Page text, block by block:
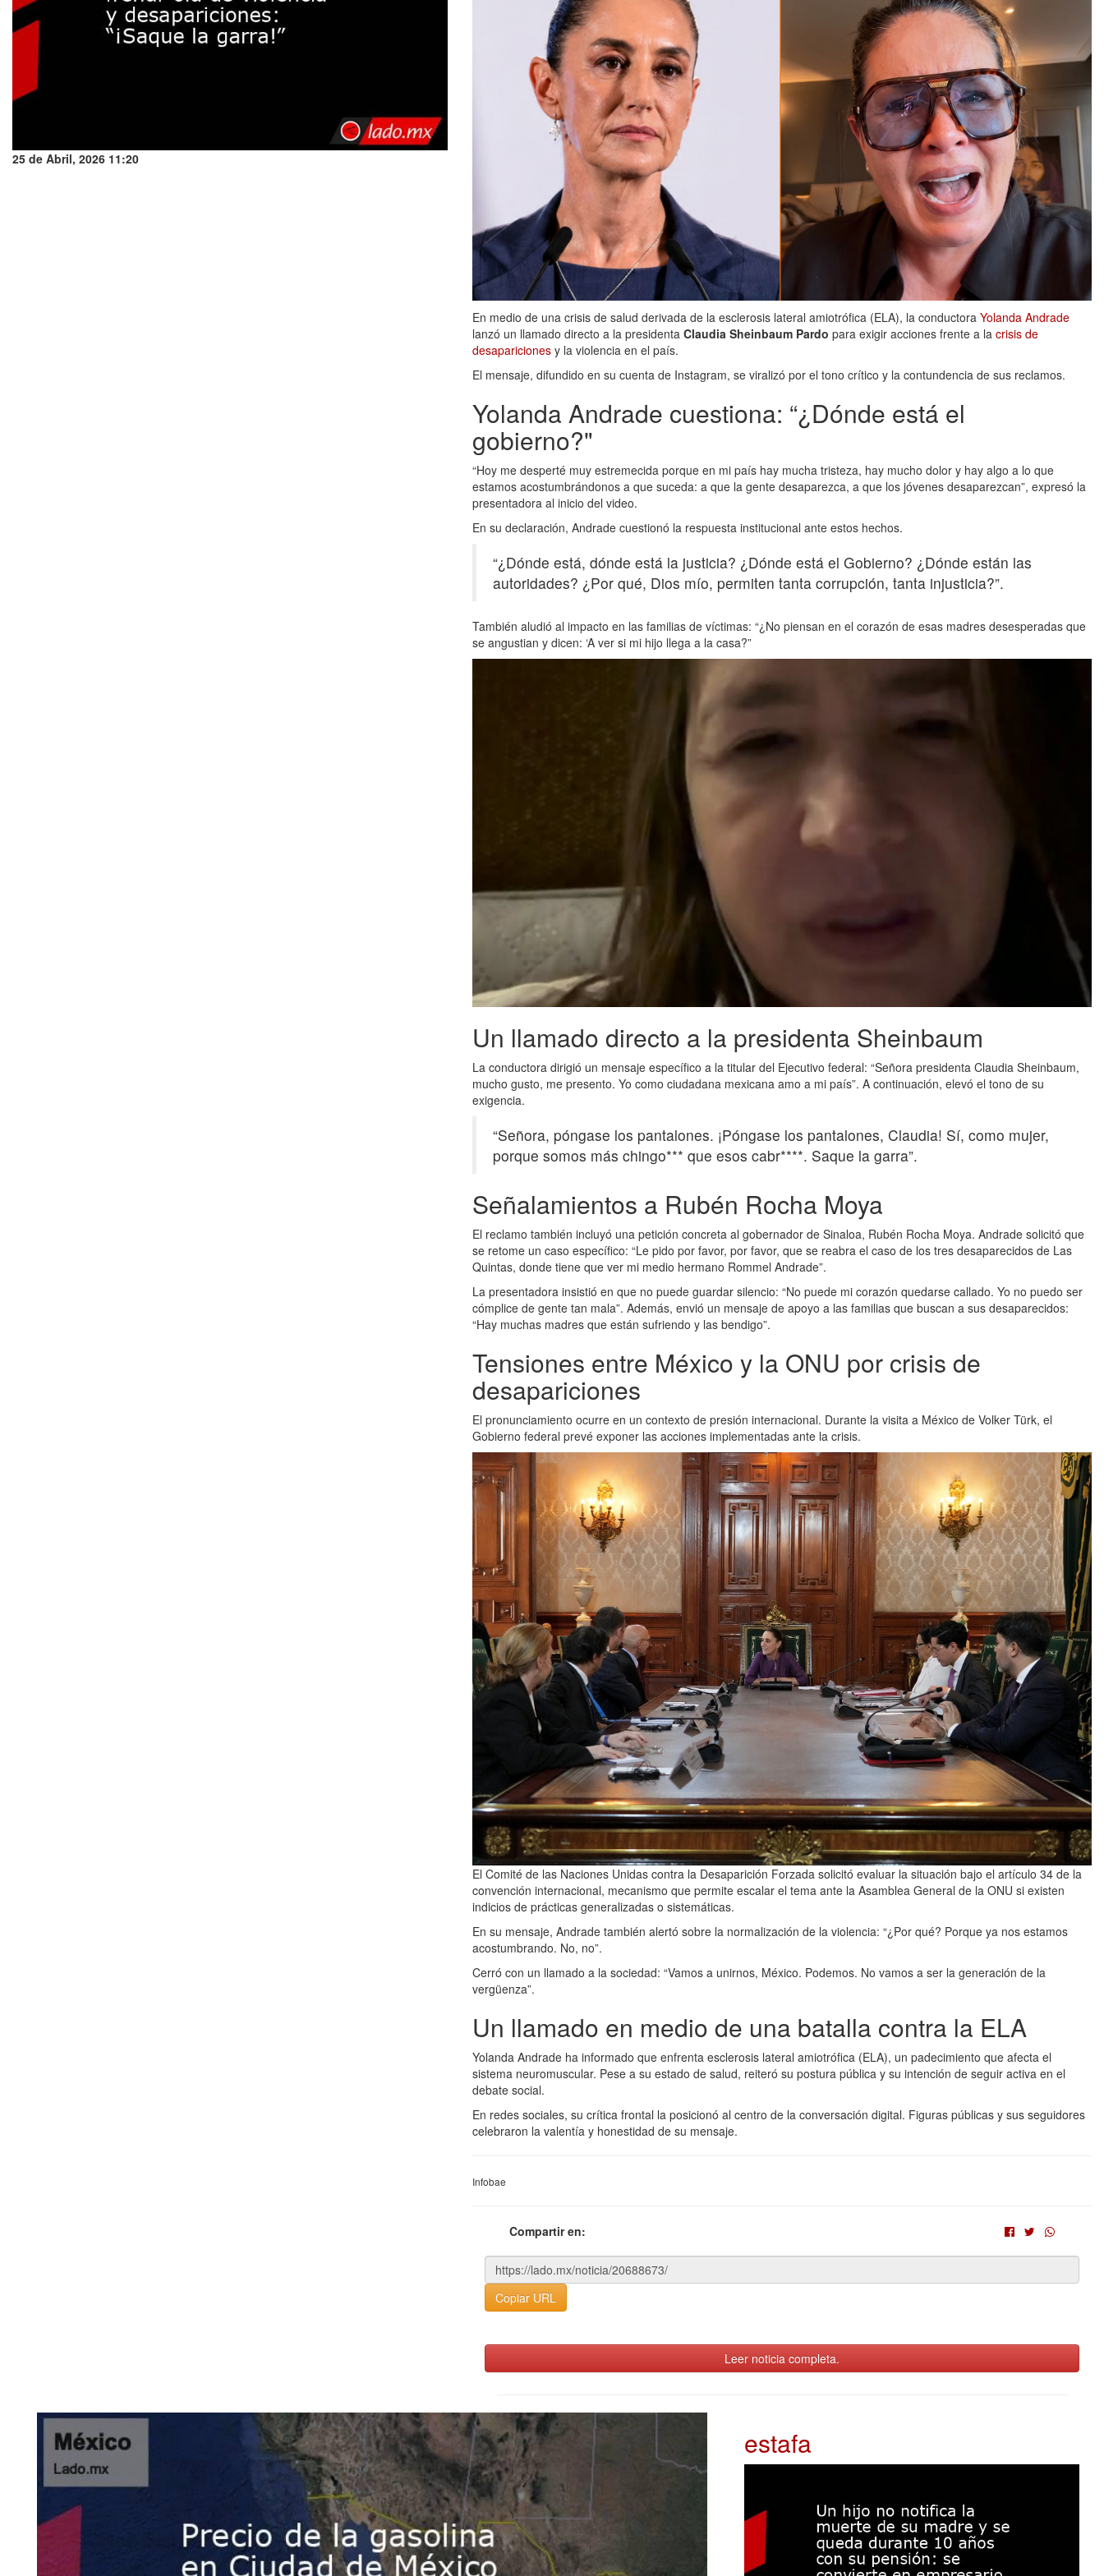
25 de Abril, 2026 11:20
En medio de una crisis de salud derivada de la esclerosis lateral amiotrófica (ELA), la conductora Yolanda Andrade
lanzó un llamado directo a la presidenta Claudia Sheinbaum Pardo para exigir acciones frente a la crisis de
desapariciones y la violencia en el país.
El mensaje, difundido en su cuenta de Instagram, se viralizó por el tono crítico y la contundencia de sus reclamos.
Yolanda Andrade cuestiona: “¿Dónde está el
gobierno?"
“Hoy me desperté muy estremecida porque en mi país hay mucha tristeza, hay mucho dolor y hay algo a lo que
estamos acostumbrándonos a que suceda: a que la gente desaparezca, a que los jóvenes desaparezcan”, expresó la
presentadora al inicio del video.
En su declaración, Andrade cuestionó la respuesta institucional ante estos hechos.
“¿Dónde está, dónde está la justicia? ¿Dónde está el Gobierno? ¿Dónde están las
autoridades? ¿Por qué, Dios mío, permiten tanta corrupción, tanta injusticia?”.
También aludió al impacto en las familias de víctimas: “¿No piensan en el corazón de esas madres desesperadas que
se angustian y dicen: ‘A ver si mi hijo llega a la casa?”
Un llamado directo a la presidenta Sheinbaum
La conductora dirigió un mensaje específico a la titular del Ejecutivo federal: “Señora presidenta Claudia Sheinbaum,
mucho gusto, me presento. Yo como ciudadana mexicana amo a mi país”. A continuación, elevó el tono de su
exigencia.
“Señora, póngase los pantalones. ¡Póngase los pantalones, Claudia! Sí, como mujer,
porque somos más chingo*** que esos cabr****. Saque la garra”.
Señalamientos a Rubén Rocha Moya
El reclamo también incluyó una petición concreta al gobernador de Sinaloa, Rubén Rocha Moya. Andrade solicitó que
se retome un caso específico: “Le pido por favor, por favor, que se reabra el caso de los tres desaparecidos de Las
Quintas, donde tiene que ver mi medio hermano Rommel Andrade”.
La presentadora insistió en que no puede guardar silencio: “No puede mi corazón quedarse callado. Yo no puedo ser
cómplice de gente tan mala”. Además, envió un mensaje de apoyo a las familias que buscan a sus desaparecidos:
“Hay muchas madres que están sufriendo y las bendigo”.
Tensiones entre México y la ONU por crisis de
desapariciones
El pronunciamiento ocurre en un contexto de presión internacional. Durante la visita a México de Volker Türk, el
Gobierno federal prevé exponer las acciones implementadas ante la crisis.
El Comité de las Naciones Unidas contra la Desaparición Forzada solicitó evaluar la situación bajo el artículo 34 de la
convención internacional, mecanismo que permite escalar el tema ante la Asamblea General de la ONU si existen
indicios de prácticas generalizadas o sistemáticas.
En su mensaje, Andrade también alertó sobre la normalización de la violencia: “¿Por qué? Porque ya nos estamos
acostumbrando. No, no”.
Cerró con un llamado a la sociedad: “Vamos a unirnos, México. Podemos. No vamos a ser la generación de la
vergüenza”.
Un llamado en medio de una batalla contra la ELA
Yolanda Andrade ha informado que enfrenta esclerosis lateral amiotrófica (ELA), un padecimiento que afecta el
sistema neuromuscular. Pese a su estado de salud, reiteró su postura pública y su intención de seguir activa en el
debate social.
En redes sociales, su crítica frontal la posicionó al centro de la conversación digital. Figuras públicas y sus seguidores
celebraron la valentía y honestidad de su mensaje.
Infobae
Compartir en:
Copiar URL
Leer noticia completa.
estafa